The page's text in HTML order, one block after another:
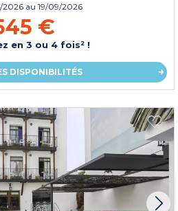
2026 au 19/09/2026
€
en 3 ou 4 fois² !
DISPONIBILITÉS